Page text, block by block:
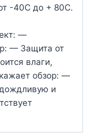
-40С до + 80С.
—
— Защита от
влаги,
обзор: —
и